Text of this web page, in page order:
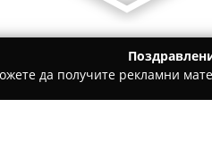
да получите рекламни